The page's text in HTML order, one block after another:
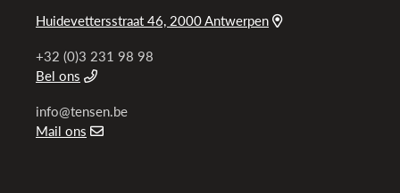
Huidevettersstraat 46, 2000 Antwerpen
+32 (0)3 231 98 98
Bel ons
info@tensen.be
Mail ons